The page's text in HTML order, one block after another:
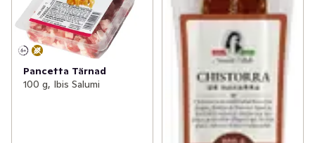
Pancetta Tärnad
100 g, Ibis Salumi